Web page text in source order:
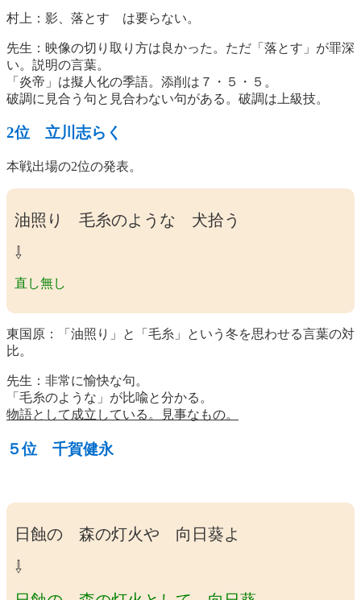
村上：影、落とす は要らない。
先生：映像の切り取り方は良かった。ただ「落とす」が罪深
い。説明の言葉。
「炎帝」は擬人化の季語。添削は７・５・５。
破調に見合う句と見合わない句がある。破調は上級技。
2位 立川志らく
本戦出場の2位の発表。
油照り 毛糸のような 犬拾う
⇩
直し無し
東国原：「油照り」と「毛糸」という冬を思わせる言葉の対
比。
先生：非常に愉快な句。
「毛糸のような」が比喩と分かる。
物語として成立している。見事なもの。
５位 千賀健永
日蝕の 森の灯火や 向日葵よ
⇩